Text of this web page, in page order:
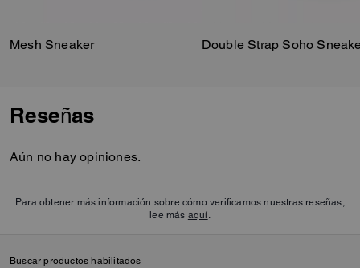
Mesh Sneaker Double Strap Soho
Reseñas
Aún no hay opiniones.
Para obtener más información sobre cómo verificamos nuestras reseñas,
lee más aquí
Buscar productos habilitados